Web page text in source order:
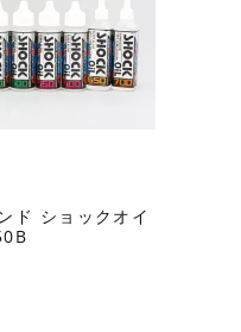
ド ショックオイ